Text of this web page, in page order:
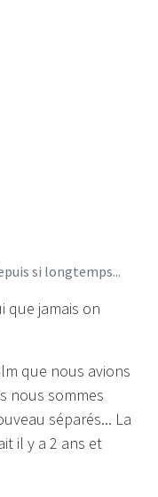
si longtemps...
que jamais on
que nous avions
nous sommes
séparés... La
il y a 2 ans et